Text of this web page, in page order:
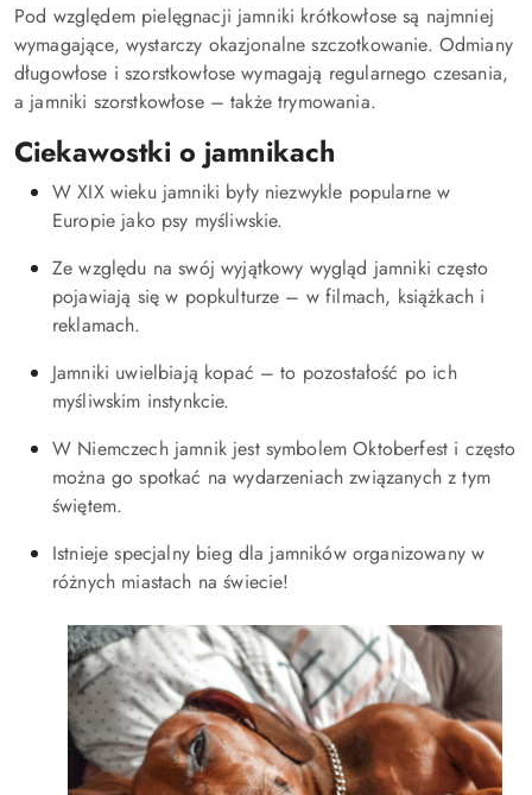
Pod względem pielęgnacji jamniki krótkowłose są najmniej
wymagające, wystarczy okazjonalne szczotkowanie. Odmiany
długowłose i szorstkowłose wymagają regularnego czesania,
a jamniki szorstkowłose – także trymowania.
Ciekawostki o jamnikach
W XIX wieku jamniki były niezwykle popularne w
Europie jako psy myśliwskie.
Ze względu na swój wyjątkowy wygląd jamniki często
pojawiają się w popkulturze – w filmach, książkach i
reklamach.
Jamniki uwielbiają kopać – to pozostałość po ich
myśliwskim instynkcie.
W Niemczech jamnik jest symbolem Oktoberfest i często
można go spotkać na wydarzeniach związanych z tym
świętem.
Istnieje specjalny bieg dla jamników organizowany w
różnych miastach na świecie!